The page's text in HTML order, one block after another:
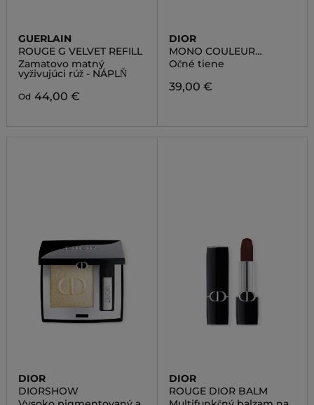
GUERLAIN
ROUGE G VELVET REFILL
Zamatovo matný
vyživujúci rúž - NÁPLŇ
Od 44,00 €
DIOR
MONO COULEUR
COUTURE
Očné tiene
39,00 €
DIOR
DIORSHOW
DIOR
ROUGE DIOR BALM